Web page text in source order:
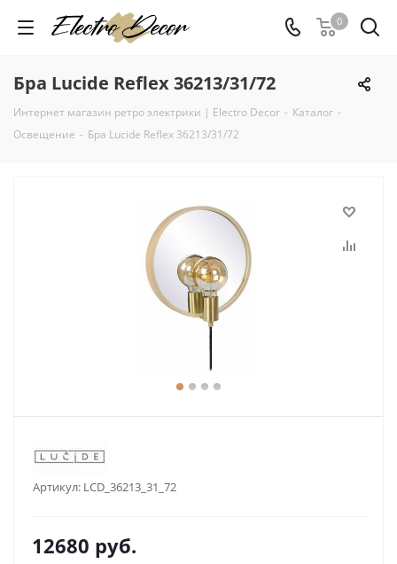
0
Бра Lucide Reflex 36213/31/72
Интернет магазин ретро электрики | Electro Decor - Каталог -
Освещение - Бра Lucide Reflex 36213/31/72
Артикул: LCD_36213_31_72
12680 руб.